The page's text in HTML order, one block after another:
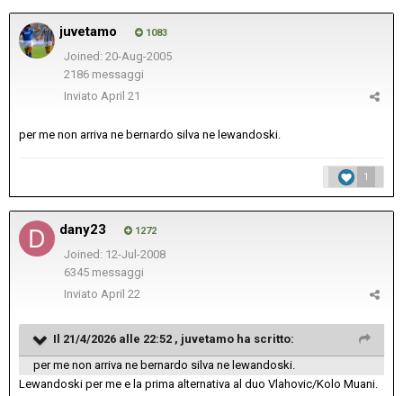
juvetamo 1083
Joined: 20-Aug-2005
2186 messaggi
Inviato April 21
per me non arriva ne bernardo silva ne lewandoski.
1
dany23 1272
Joined: 12-Jul-2008
6345 messaggi
Inviato April 22
Il 21/4/2026 alle 22:52 , juvetamo ha scritto:
per me non arriva ne bernardo silva ne lewandoski.
Lewandoski per me e la prima alternativa al duo Vlahovic/Kolo Muani.